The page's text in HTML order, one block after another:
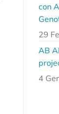
con
29
AB
4